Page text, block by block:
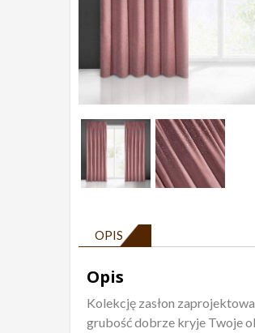
OPIS
Opis
Kolekcję zasłon
grubość dobrze kryje Twoje